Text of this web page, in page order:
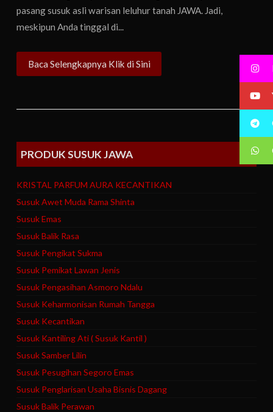
pasang susuk asli warisan leluhur tanah JAWA. Jadi,
meskipun Anda tinggal di...
Baca Selengkapnya Klik di Sini
PRODUK SUSUK JAWA
KRISTAL PARFUM AURA KECANTIKAN
Susuk Awet Muda Rama Shinta
Susuk Emas
Susuk Balik Rasa
Susuk Pengikat Sukma
Susuk Pemikat Lawan Jenis
Susuk Pengasihan Asmoro Ndalu
Susuk Keharmonisan Rumah Tangga
Susuk Kecantikan
Susuk Kantiling Ati ( Susuk Kantil )
Susuk Samber Lilin
Susuk Pesugihan Segoro Emas
Susuk Penglarisan Usaha Bisnis Dagang
Susuk Balik Perawan